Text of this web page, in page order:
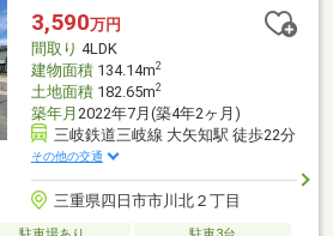
検査機構 加入他にも見どころ一杯で
3,590万円
間取り 4LDK
建物面積134.14m2
土地面積182.65m2
築年月 2022年7月(築4年2ヶ月)
三岐鉄道三岐線 大矢知駅 徒歩22分
その他の交通
三重県四日市市川北２丁目